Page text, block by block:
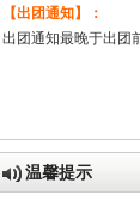
【出团通知】：
出团通知最晚于出团
温馨提示